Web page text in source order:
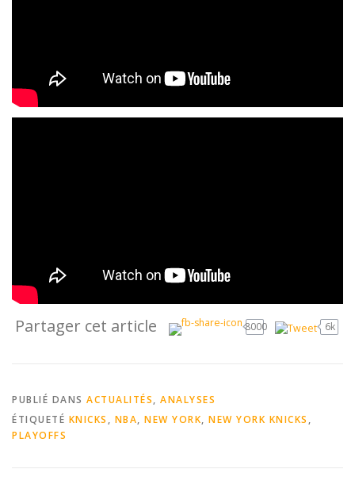
Partager cet article 8000 6k
PUBLIÉ DANS ACTUALITÉS, ANALYSES
ÉTIQUETÉ KNICKS , NBA, NEW YORK, NEW YORK KNICKS ,
PLAYOFFS